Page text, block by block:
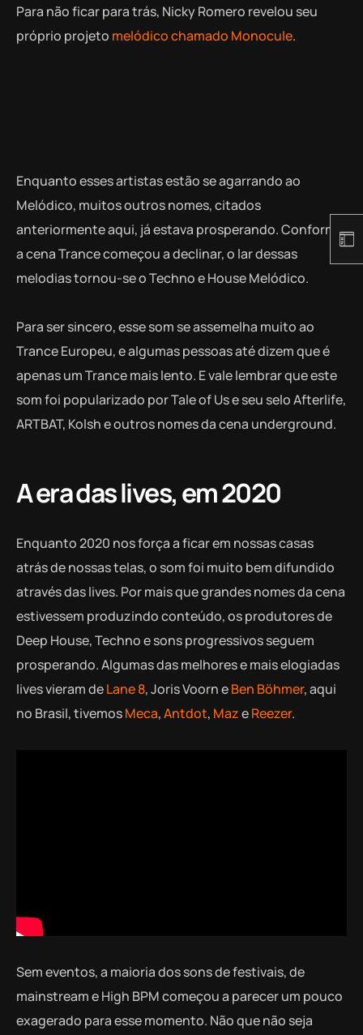
Para não ficar para trás, Nicky Romero revelou seu
próprio projeto melódico chamado Monocule.
Enquanto esses artistas estão se agarrando ao
Melódico, muitos outros nomes, citados
anteriormente aqui, já estava prosperando. Conforme
a cena Trance começou a declinar, o lar dessas
melodias tornou-se o Techno e House Melódico.
Para ser sincero, esse som se assemelha muito ao
Trance Europeu, e algumas pessoas até dizem que é
apenas um Trance mais lento. E vale lembrar que este
som foi popularizado por Tale of Us e seu selo Afterlife,
ARTBAT, Kolsh e outros nomes da cena underground.
A era das lives, em 2020
Enquanto 2020 nos força a ficar em nossas casas
atrás de nossas telas, o som foi muito bem difundido
através das lives. Por mais que grandes nomes da cena
estivessem produzindo conteúdo, os produtores de
Deep House, Techno e sons progressivos seguem
prosperando. Algumas das melhores e mais elogiadas
lives vieram deLane 8, Joris Voorn eBen Böhmer, aqui
no Brasil, tivemosMeca,Antdot, MazeReezer.
Sem eventos, a maioria dos sons de festivais, de
mainstream e High BPM começou a parecer um pouco
exagerado para esse momento. Não que não seja